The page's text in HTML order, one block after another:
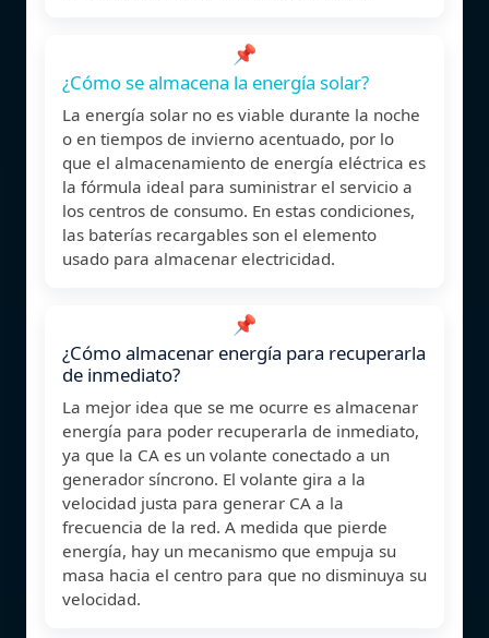
📌
¿Cómo se almacena la energía solar?
La energía solar no es viable durante la noche
o en tiempos de invierno acentuado, por lo
que el almacenamiento de energía eléctrica es
la fórmula ideal para suministrar el servicio a
los centros de consumo. En estas condiciones,
las baterías recargables son el elemento
usado para almacenar electricidad.
📌
¿Cómo almacenar energía para recuperarla
de inmediato?
La mejor idea que se me ocurre es almacenar
energía para poder recuperarla de inmediato,
ya que la CA es un volante conectado a un
generador síncrono. El volante gira a la
velocidad justa para generar CA a la
frecuencia de la red. A medida que pierde
energía, hay un mecanismo que empuja su
masa hacia el centro para que no disminuya su
velocidad.